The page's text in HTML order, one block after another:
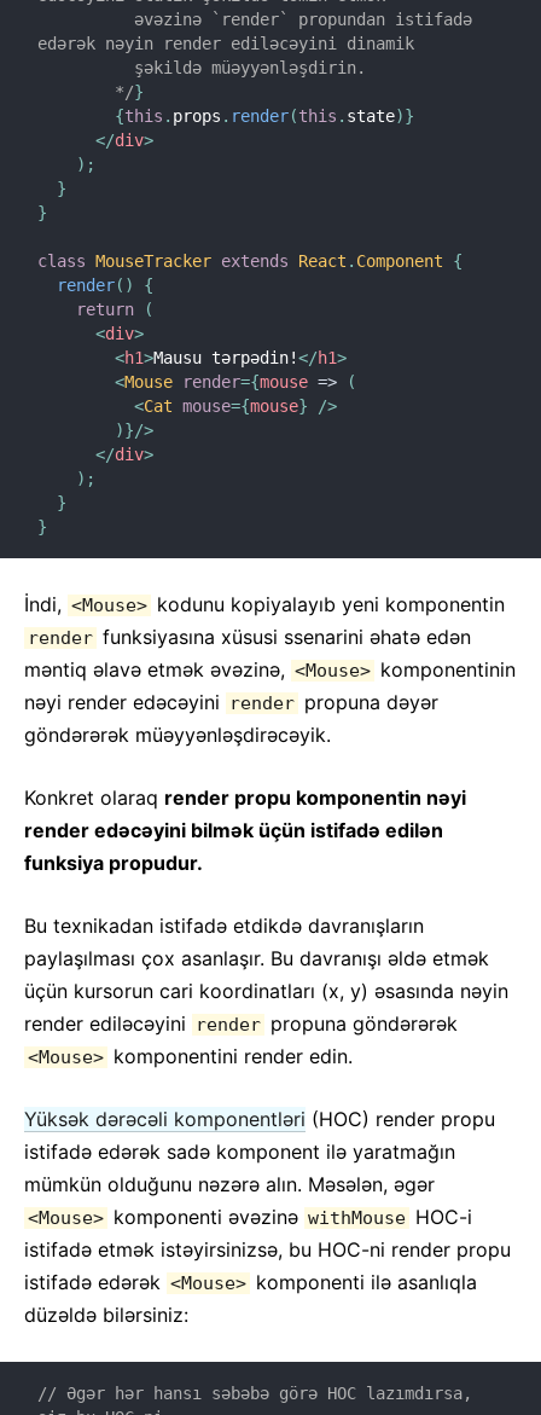
edərək nəyin render ediləcəyini dinamik
        */
}
{this . props . render(this . state)}
</div>
) ;
}
}
class MouseTracker extends React . Component
{
render( )
{
return
(
<div>
<h1>Mausu tərpədin!</h1>
<Mouse render={mouse =>
(
<Cat mouse={mouse}
/>
)}/>
</div>
) ;
}
}
İndi, <Mouse> kodunu kopiyalayıb yeni komponentin
render funksiyasına xüsusi ssenarini əhatə edən
məntiq əlavə etmək əvəzinə, <Mouse> komponentinin
nəyi render edəcəyini
render propuna dəyər
göndərərək müəyyənləşdirəcəyik.
Konkret olaraq render propu komponentin nəyi
render edəcəyini bilmək üçün istifadə edilən
funksiya propudur.
Bu texnikadan istifadə etdikdə davranışların
paylaşılması çox asanlaşır. Bu davranışı əldə etmək
üçün kursorun cari koordinatları (x, y) əsasında nəyin
render ediləcəyini
render propuna göndərərək
<Mouse> komponentini render edin.
Yüksək dərəcəli komponentləri (HOC) render propu
istifadə edərək sadə komponent ilə yaratmağın
mümkün olduğunu nəzərə alın. Məsələn, əgər
<Mouse> komponenti əvəzinə withMouse HOC-i
istifadə etmək istəyirsinizsə, bu HOC-ni render propu
istifadə edərək <Mouse> komponenti ilə asanlıqla
düzəldə bilərsiniz:
// Əgər hər hansı səbəbə görə HOC lazımdırsa,